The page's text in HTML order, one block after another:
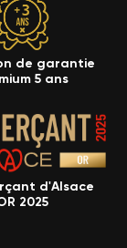
de garantie
5 ans
d'Alsace
2025